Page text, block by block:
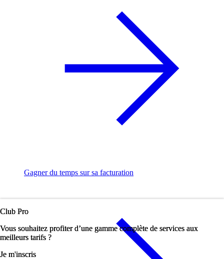
Gagner du temps sur sa facturation
Club Pro
Vous souhaitez profiter d’une gamme complète de services aux
meilleurs tarifs ?
Je m'inscris
Club Pro
Vous souhaitez profiter d’une gamme complète de services aux
meilleurs tarifs ?
Je m'inscris